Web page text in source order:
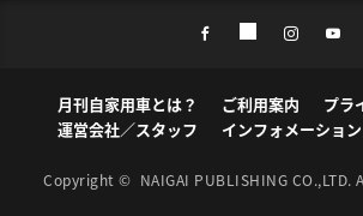
月刊自家用車とは？ ご利用案内
プラ
運営会社／スタッフ
インフォメーション
Copyright © NAIGAI PUBLISHING CO.,LTD.